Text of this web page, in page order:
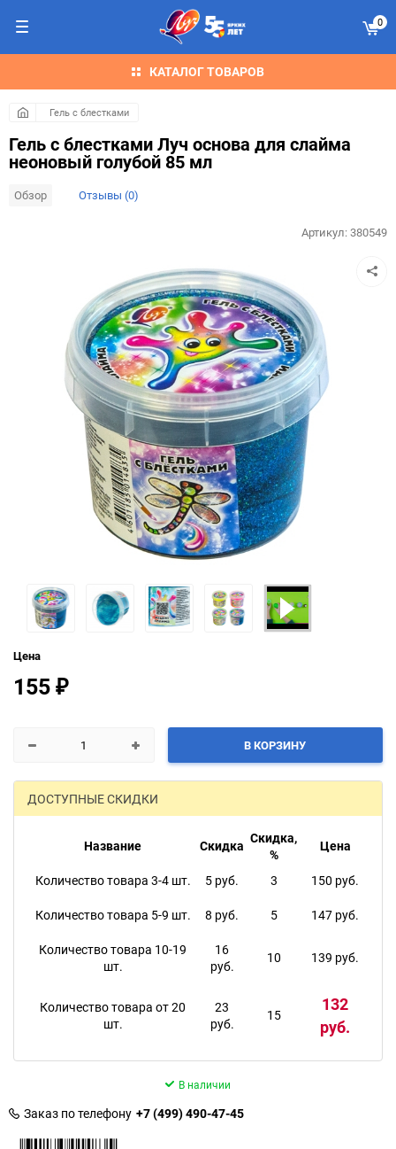
КАТАЛОГ ТОВАРОВ
0
Гель с блестками
Гель с блестками Луч основа для слайма
неоновый голубой 85 мл
Обзор Отзывы (0)
Артикул:380549
Цена
155 ₽
В КОРЗИНУ
ДОСТУПНЫЕ СКИДКИ
Название Скидка Скидка,
%
Цена
Количество товара 3-4 шт. 5 руб. 3 150 руб.
Количество товара 5-9 шт. 8 руб. 5 147 руб.
Количество товара 10-19
шт.
16
руб.
10 139 руб.
Количество товара от 20
шт.
23
руб.
15
132
руб.
В наличии
Заказ по телефону +7 (499) 490-47-45